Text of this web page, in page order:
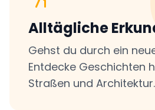
Alltägliche
Gehst du durch ein
Entdecke Geschichten
Straßen und Architektur.